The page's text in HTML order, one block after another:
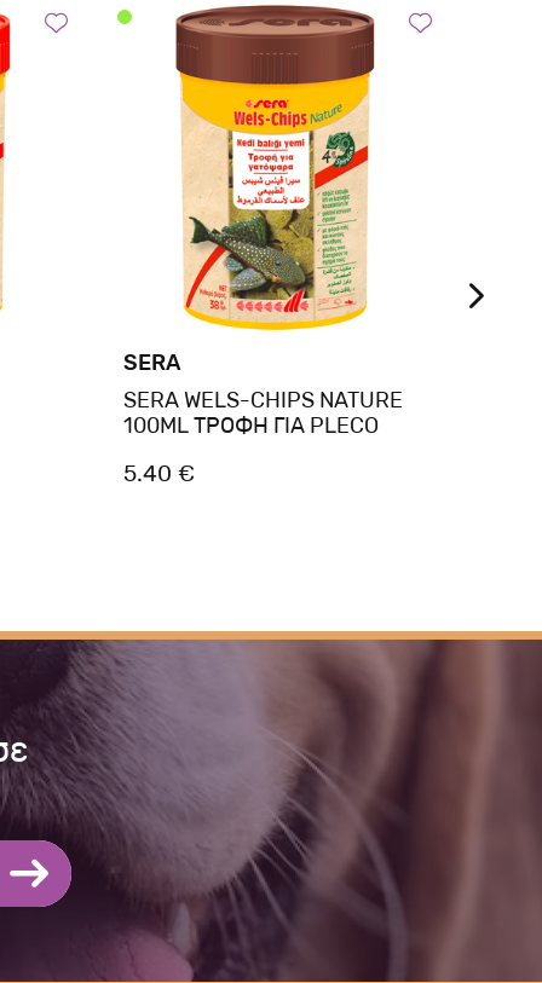
SERA
SERA WELS-CHIPS NATURE
100ML ΤΡΟΦΗ ΓΙΑ PLECO
5.40 €